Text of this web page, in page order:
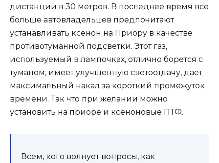
дистанции в 30 метров. В последнее время все
больше автовладельцев предпочитают
устанавливать ксенон на Приору в качестве
противотуманной подсветки. Этот газ,
используемый в лампочках, отлично борется с
туманом, имеет улучшенную светоотдачу, дает
максимальный накал за короткий промежуток
времени. Так что при желании можно
установить на приоре и ксеноновые ПТФ.
Всем, кого волнует вопросы, как